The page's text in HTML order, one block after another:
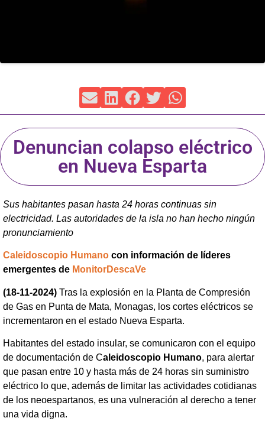
Denuncian colapso eléctrico
en Nueva Esparta
Sus habitantes pasan hasta 24 horas continuas sin
electricidad. Las autoridades de la isla no han hecho ningún
pronunciamiento
Caleidoscopio Humano con información de líderes
emergentes de MonitorDescaVe
(18-11-2024) Tras la explosión en la Planta de Compresión
de Gas en Punta de Mata, Monagas, los cortes eléctricos se
incrementaron en el estado Nueva Esparta.
Habitantes del estado insular, se comunicaron con el equipo
de documentación de Caleidoscopio Humano, para alertar
que pasan entre 10 y hasta más de 24 horas sin suministro
eléctrico lo que, además de limitar las actividades cotidianas
de los neoespartanos, es una vulneración al derecho a tener
una vida digna.